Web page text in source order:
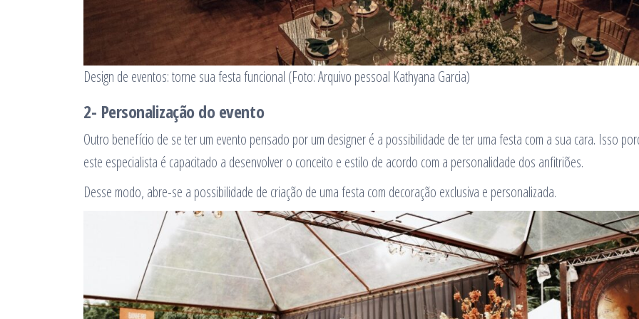
Design de eventos: torne sua festa funcional (Foto: Arquivo pessoal Kathyana Garcia)
2- Personalização do evento
Outro benefício de se ter um evento pensado por um designer é a possibilidade de ter uma festa com a sua cara. Isso
este especialista é capacitado a desenvolver o conceito e estilo de acordo com a personalidade dos anfitriões.
Desse modo, abre-se a possibilidade de criação de uma festa com decoração exclusiva e personalizada.